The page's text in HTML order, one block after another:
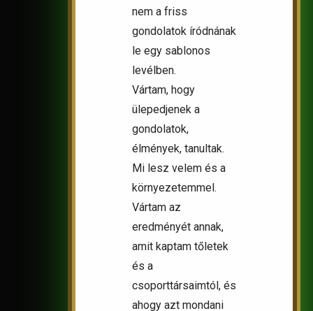
nem a friss
gondolatok íródnának
le egy sablonos
levélben.
Vártam, hogy
ülepedjenek a
gondolatok,
élmények, tanultak.
Mi lesz velem és a
környezetemmel.
Vártam az
eredményét annak,
amit kaptam tőletek
és a
csoporttársaimtól, és
ahogy azt mondani